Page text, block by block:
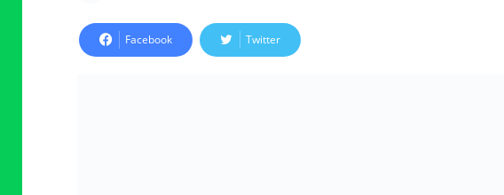
Facebook Twitter